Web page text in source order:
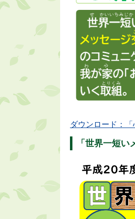
ダウンロード：
「世界一短